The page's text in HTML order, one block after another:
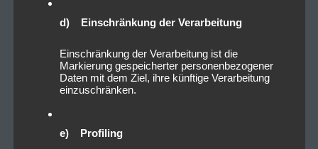
d) Einschränkung der Verarbeitung
Einschränkung der Verarbeitung ist die
Markierung gespeicherter personenbezogener
Daten mit dem Ziel, ihre künftige Verarbeitung
einzuschränken.
e) Profiling